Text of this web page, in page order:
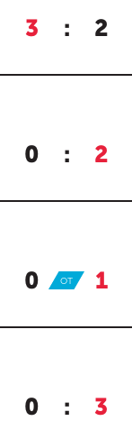
3 : 2
0 : 2
0 : 1
ОТ
0 : 3